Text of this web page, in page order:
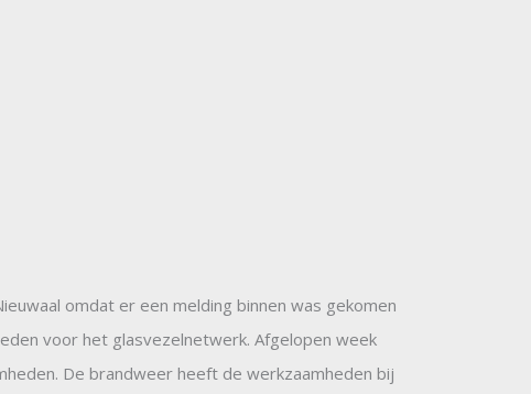
omdat er een melding binnen was gekomen
voor het glasvezelnetwerk. Afgelopen week
De brandweer heeft de werkzaamheden bij